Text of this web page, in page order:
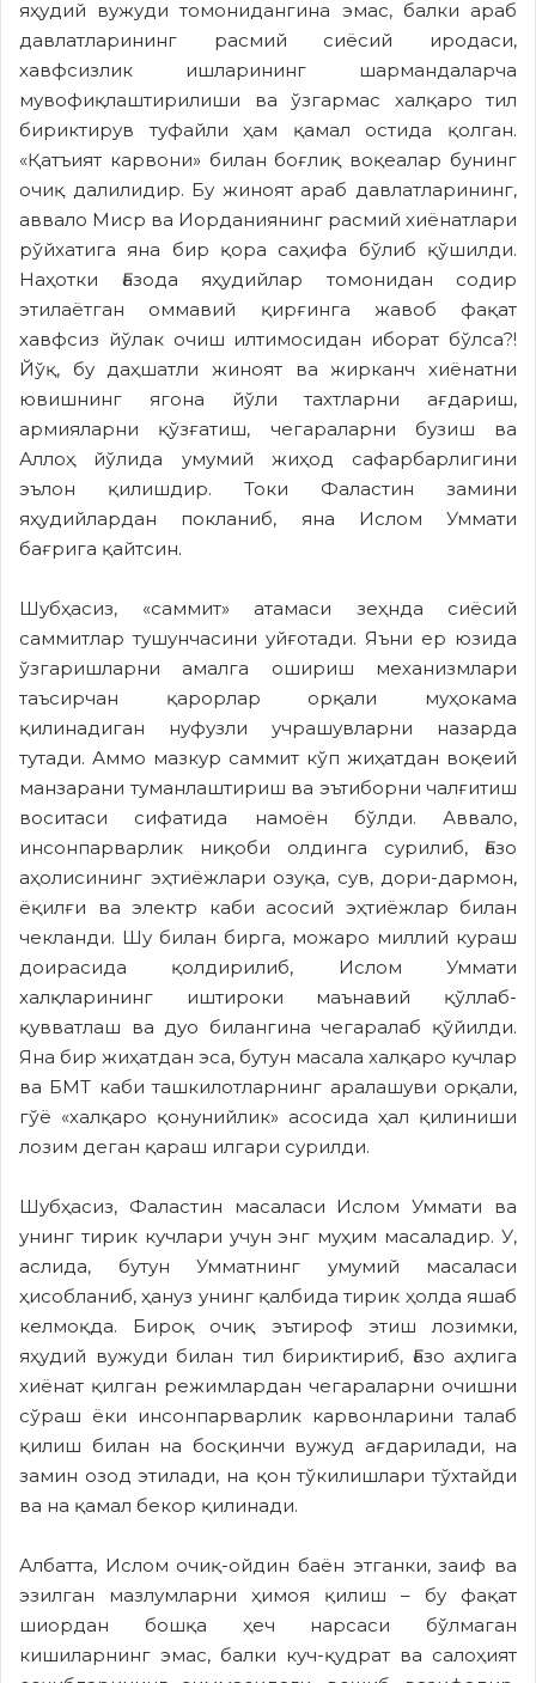
яҳудий вужуди томонидангина эмас, балки араб
давлатларининг расмий сиёсий иродаси,
хавфсизлик ишларининг шармандаларча
мувофиқлаштирилиши ва ўзгармас халқаро тил
бириктирув туфайли ҳам қамал остида қолган.
«Қатъият карвони» билан боғлиқ воқеалар бунинг
очиқ далилидир. Бу жиноят араб давлатларининг,
аввало Миср ва Иорданиянинг расмий хиёнатлари
рўйхатига яна бир қора саҳифа бўлиб қўшилди.
Наҳотки Ғазода яҳудийлар томонидан содир
этилаётган оммавий қирғинга жавоб фақат
хавфсиз йўлак очиш илтимосидан иборат бўлса?!
Йўқ, бу даҳшатли жиноят ва жирканч хиёнатни
ювишнинг ягона йўли тахтларни ағдариш,
армияларни қўзғатиш, чегараларни бузиш ва
Аллоҳ йўлида умумий жиҳод сафарбарлигини
эълон қилишдир. Токи Фаластин замини
яҳудийлардан покланиб, яна Ислом Уммати
бағрига қайтсин.
Шубҳасиз, «саммит» атамаси зеҳнда сиёсий
саммитлар тушунчасини уйғотади. Яъни ер юзида
ўзгаришларни амалга ошириш механизмлари
таъсирчан қарорлар орқали муҳокама
қилинадиган нуфузли учрашувларни назарда
тутади. Аммо мазкур саммит кўп жиҳатдан воқеий
манзарани туманлаштириш ва эътиборни чалғитиш
воситаси сифатида намоён бўлди. Аввало,
инсонпарварлик ниқоби олдинга сурилиб, Ғазо
аҳолисининг эҳтиёжлари озуқа, сув, дори-дармон,
ёқилғи ва электр каби асосий эҳтиёжлар билан
чекланди. Шу билан бирга, можаро миллий кураш
доирасида қолдирилиб, Ислом Уммати
халқларининг иштироки маънавий қўллаб-
қувватлаш ва дуо билангина чегаралаб қўйилди.
Яна бир жиҳатдан эса, бутун масала халқаро кучлар
ва БМТ каби ташкилотларнинг аралашуви орқали,
гўё «халқаро қонунийлик» асосида ҳал қилиниши
лозим деган қараш илгари сурилди.
Шубҳасиз, Фаластин масаласи Ислом Уммати ва
унинг тирик кучлари учун энг муҳим масаладир. У,
аслида, бутун Умматнинг умумий масаласи
ҳисобланиб, ҳануз унинг қалбида тирик ҳолда яшаб
келмоқда. Бироқ очиқ эътироф этиш лозимки,
яҳудий вужуди билан тил бириктириб, Ғазо аҳлига
хиёнат қилган режимлардан чегараларни очишни
сўраш ёки инсонпарварлик карвонларини талаб
қилиш билан на босқинчи вужуд ағдарилади, на
замин озод этилади, на қон тўкилишлари тўхтайди
ва на қамал бекор қилинади.
Албатта, Ислом очиқ-ойдин баён этганки, заиф ва
эзилган мазлумларни ҳимоя қилиш – бу фақат
шиордан бошқа ҳеч нарсаси бўлмаган
кишиларнинг эмас, балки куч-қудрат ва салоҳият